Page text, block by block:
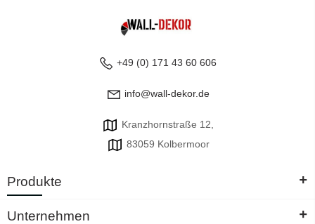
+49 (0) 171 43 60 606
info@wall-dekor.de
Kranzhornstraße 12,
83059 Kolbermoor
Produkte +
Unternehmen +